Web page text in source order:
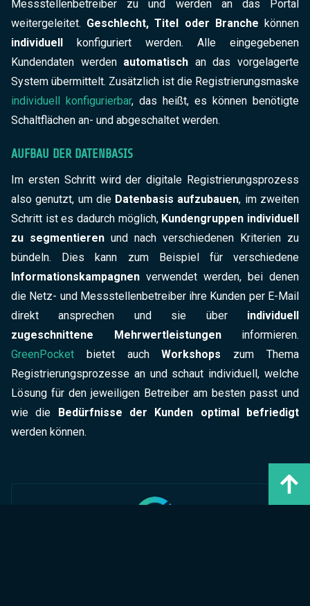
Messstellenbetreiber zu und werden an das Portal
weitergeleitet. Geschlecht, Titel oder Branche können
individuell konfiguriert werden. Alle eingegebenen
Kundendaten werden automatisch an das vorgelagerte
System übermittelt. Zusätzlich ist die Registrierungsmaske
individuell konfigurierbar, das heißt, es können benötigte
Schaltflächen an- und abgeschaltet werden.
AUFBAU DER DATENBASIS
Im ersten Schritt wird der digitale Registrierungsprozess
also genutzt, um die Datenbasis aufzubauen, im zweiten
Schritt ist es dadurch möglich, Kundengruppen individuell
zu segmentieren und nach verschiedenen Kriterien zu
bündeln. Dies kann zum Beispiel für verschiedene
Informationskampagnen verwendet werden, bei denen
die Netz- und Messstellenbetreiber ihre Kunden per E-Mail
direkt ansprechen und sie über individuell
zugeschnittene Mehrwertleistungeninformieren.
GreenPocket bietet auchWorkshops zum Thema
Registrierungsprozesse an und schaut individuell, welche
Lösung für den jeweiligen Betreiber am besten passt und
wie die Bedürfnisse der Kunden optimal befriedigt
werden können.